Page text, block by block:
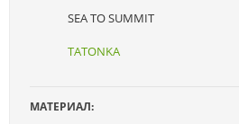
SEA TO SUMMIT
TATONKA
МАТЕРИАЛ: